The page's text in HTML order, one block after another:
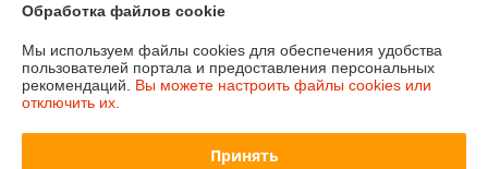
Регистрационный номер ЕГР: 193017016
УНП: 193017016
Регистрационный орган: Мингорисполком
Ссылка на свидетельство/лицензию
Обработка файлов cookie
Мы используем файлы cookies для обеспечения удобства
пользователей портала и предоставления персональных
рекомендаций. Вы можете настроить файлы cookies или
отключить их.
Принять